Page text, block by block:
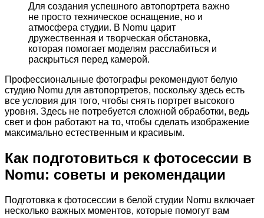
Для создания успешного автопортрета важно
не просто техническое оснащение, но и
атмосфера студии. В Nomu царит
дружественная и творческая обстановка,
которая помогает моделям расслабиться и
раскрыться перед камерой.
Профессиональные фотографы рекомендуют белую
студию Nomu для автопортретов, поскольку здесь есть
все условия для того, чтобы снять портрет высокого
уровня. Здесь не потребуется сложной обработки, ведь
свет и фон работают на то, чтобы сделать изображение
максимально естественным и красивым.
Как подготовиться к фотосессии в
Nomu: советы и рекомендации
Подготовка к фотосессии в белой студии Nomu включает
несколько важных моментов, которые помогут вам